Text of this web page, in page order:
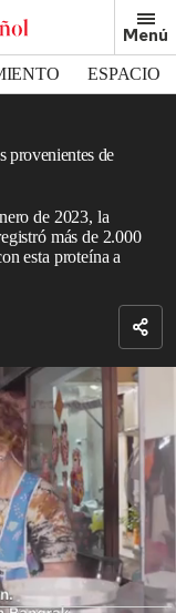
Menú
ESPACIO
provenientes de
de 2023, la
más de 2.000
esta proteína a
la CBP (Oficina
en inglés) ha
mexicanos que
de 2023, laCBP
que querían cruzar